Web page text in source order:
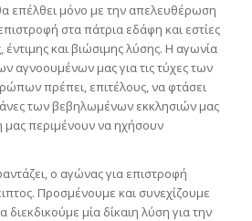
επέλθει μόνο με την απελευθέρωση
στα πάτρια εδάφη και εστίες
έντιμης και βιώσιμης λύσης. Η αγωνία
αγνοουμένων μας για τις τύχες των
πρέπει, επιτέλους, να φτάσει
των βεβηλωμένων εκκλησιών μας
περιμένουν να ηχήσουν
ο αγώνας για επιστροφή
Προσμένουμε και συνεχίζουμε
διεκδικούμε μία δίκαιη λύση για την